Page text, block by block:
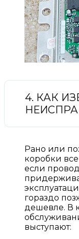
4. КАК
Рано или
коробки
если
гораздо
дешевле. В
выступают: